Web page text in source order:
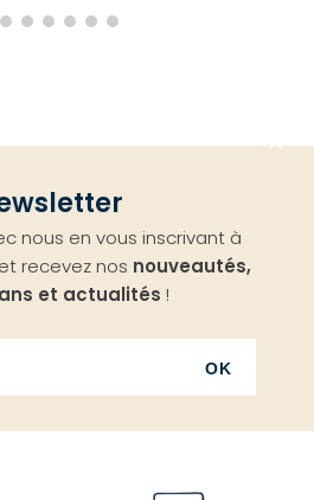
nous en vous inscrivant à
recevez nos nouveautés,
et actualités !
OK